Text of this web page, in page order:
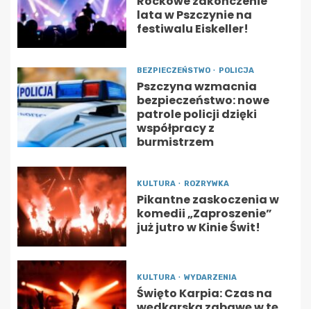
lata w Pszczynie na
festiwalu Eiskeller!
BEZPIECZEŃSTWO POLICJA
Pszczyna wzmacnia
bezpieczeństwo: nowe
patrole policji dzięki
współpracy z
burmistrzem
KULTURA ROZRYWKA
Pikantne zaskoczenia w
komedii „Zaproszenie”
już jutro w Kinie Świt!
KULTURA WYDARZENIA
Święto Karpia: Czas na